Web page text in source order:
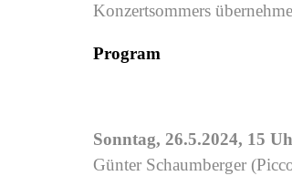
Konzertsommers
Program
Sonntag, 26.5.2024, 15
Günter Schaumberger